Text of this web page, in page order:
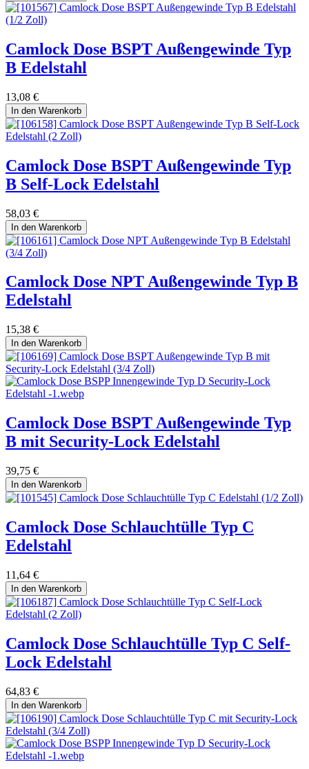
Camlock Dose BSPT Außengewinde Typ
B Edelstahl
13,08 €
In den Warenkorb
Camlock Dose BSPT Außengewinde Typ
B Self-Lock Edelstahl
58,03 €
In den Warenkorb
Camlock Dose NPT Außengewinde Typ B
Edelstahl
15,38 €
In den Warenkorb
Camlock Dose BSPT Außengewinde Typ
B mit Security-Lock Edelstahl
39,75 €
In den Warenkorb
Camlock Dose Schlauchtülle Typ C
Edelstahl
11,64 €
In den Warenkorb
Camlock Dose Schlauchtülle Typ C Self-
Lock Edelstahl
64,83 €
In den Warenkorb